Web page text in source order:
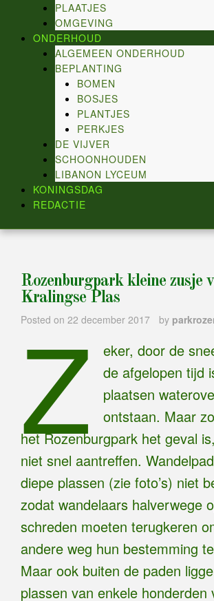
PLAATJES
OMGEVING
ONDERHOUD
ALGEMEEN ONDERHOUD
BEPLANTING
BOMEN
BOSJES
PLANTJES
PERKJES
DE VIJVER
SCHOONHOUDEN
LIBANON LYCEUM
KONINGSDAG
REDACTIE
Rozenburgpark kleine zusje
Kralingse Plas
Posted on 22 december 2017 by
Z
eker, door de
de afgelopen tijd
plaatsen
ontstaan. Maar
het Rozenburgpark het geval
niet snel aantreffen.
diepe plassen (zie foto’s) niet
zodat wandelaars halverwege
schreden moeten terugkeren
andere weg hun bestemming
Maar ook buiten de paden
plassen van enkele honderden